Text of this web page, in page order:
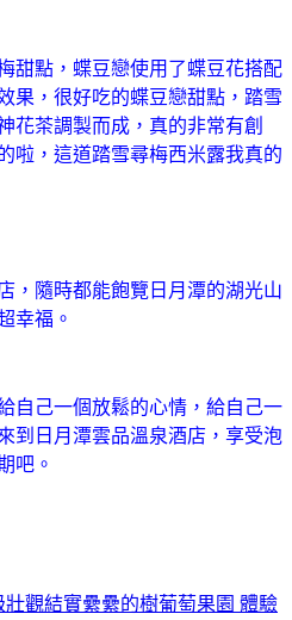
甜點 ，蝶豆戀使用了蝶豆花搭配
果 ，很好吃的蝶豆戀甜點 ，踏雪
花茶調製而成 ，真的非常有創
啦 ，這道踏雪尋梅西米露我真的
，隨時都能飽覽日月潭的湖光山
幸福。
自己一個放鬆的心情 ，給自己一
到日月潭雲品溫泉酒店 ，享受泡
吧。
觀結實纍纍的樹葡萄果園 體驗